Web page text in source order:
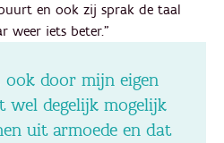
en ook zij sprak de taal
weer iets beter."
ook door mijn eigen
wel degelijk mogelijk
uit armoede en dat